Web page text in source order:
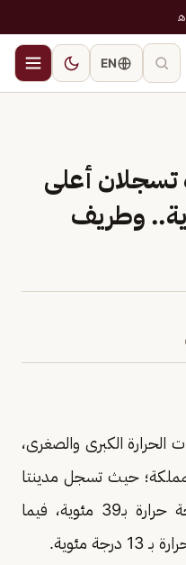
EN
تسجلان أعلى
بـ39 مئوية.. وطريف
الحرارة الكبرى والصغرى،
حيث تسجل مدينتا
مكة المكرمة وشرورة أعلى درجة حرارة بـ39 مئوية، فيما
مئوية.